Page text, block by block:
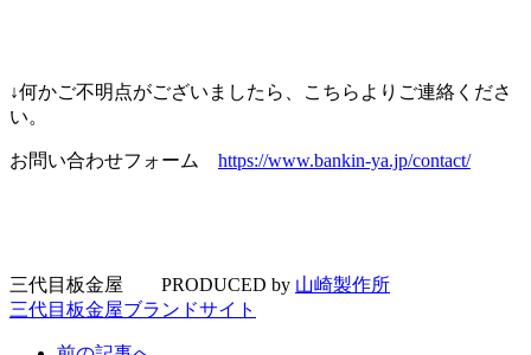
↓何かご不明点がございましたら、こちらよりご連絡くださ
い。
お問い合わせフォーム https://www.bankin-ya.jp/contact/
三代目板金屋 PRODUCED by 山崎製作所
三代目板金屋ブランドサイト